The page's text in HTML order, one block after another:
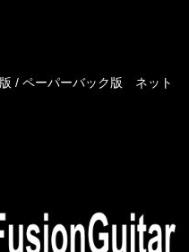
/ ペーパーバック版 ネット